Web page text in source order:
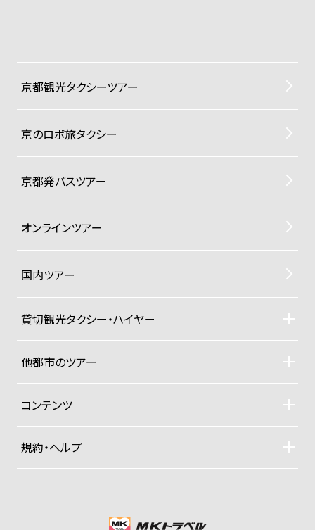
京都観光タクシーツアー
京のロボ旅タクシー
京都発バスツアー
オンラインツアー
国内ツアー
貸切観光タクシー・ハイヤー
貸切観光タクシー・ハイヤーTOP
車両ラインナップと料金
他都市のツアー
札幌観光タクシーツアー
東京観光タクシーツアー
コンテンツ
ドライバー紹介
四季折々の京都紀行
規約・ヘルプ
募集型企画旅行約款